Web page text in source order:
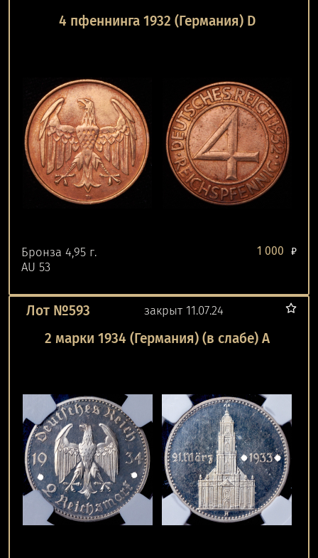
4 пфеннинга 1932 (Германия) D
Бронза 4,95 г.
AU 53
1 000 ₽
Лот №593 закрыт 11.07.24
2 марки 1934 (Германия) (в слабе) А